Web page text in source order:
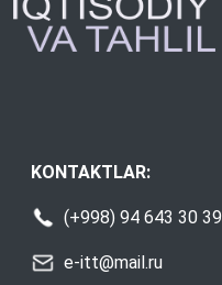
KONTAKTLAR:
(+998) 94 643 30 39
e-itt@mail.ru